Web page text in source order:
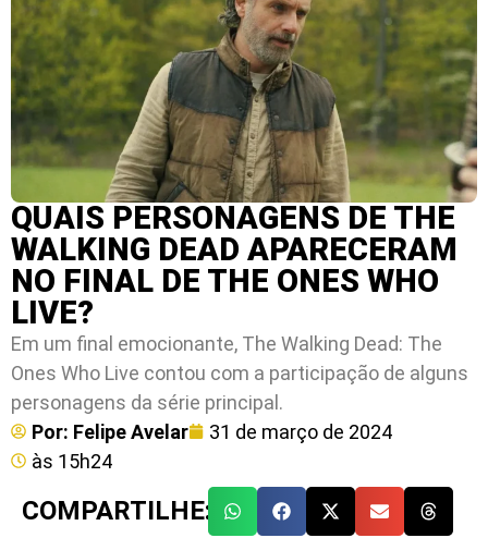
QUAIS PERSONAGENS DE THE
WALKING DEAD APARECERAM
NO FINAL DE THE ONES WHO
LIVE?
Em um final emocionante, The Walking Dead: The
Ones Who Live contou com a participação de alguns
personagens da série principal.
Por: Felipe Avelar
31 de março de 2024
às 15h24
COMPARTILHE: